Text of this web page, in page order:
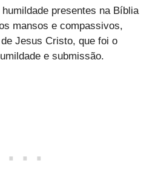
presentes na Bíblia
mansos e compassivos,
Jesus Cristo, que foi o
e submissão.